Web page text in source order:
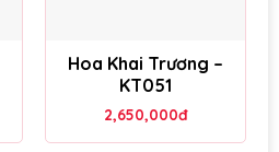
Hoa Khai Trương –
KT051
2,650,000đ